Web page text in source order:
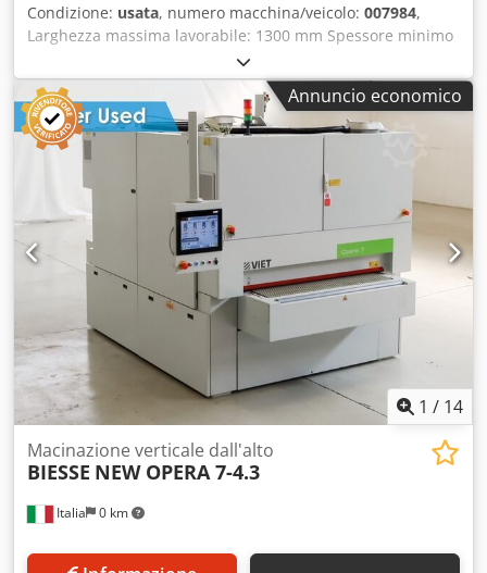
Condizione: usata, numero macchina/veicolo: 007984,
Larghezza massima lavorabile: 1300 mm Spessore minimo
lavorabile: 4 mm Tavolo di lavoro: altezza fissa Tappeto a
depressione: sì Numero di gruppi di lavoro: 4
Codpswqdbmefx Airjrf
Annuncio economico
1 / 14
Italia 0 km
Macinazione verticale dall'alto
BIESSE NEW OPERA 7-4.3